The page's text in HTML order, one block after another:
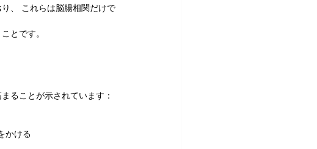
、 これらは脳腸相関だけで
とです。
ることが示されています：
かける